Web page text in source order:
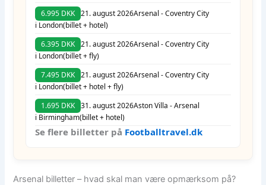
6.995 DKK 21. august 2026Arsenal - Coventry City
i London(billet + hotel)
6.395 DKK 21. august 2026Arsenal - Coventry City
i London(billet + fly)
7.495 DKK 21. august 2026Arsenal - Coventry City
i London(billet + hotel + fly)
1.695 DKK 31. august 2026Aston Villa - Arsenal
i Birmingham(billet + hotel)
Se flere billetter på Footballtravel.dk
Arsenal billetter – hvad skal man være opmærksom på?